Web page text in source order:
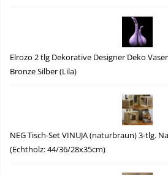
Elrozo 2 tlg Dekorative Designer Deko
Bronze Silber (Lila)
NEG Tisch-Set VINUJA (naturbraun) 3-tlg.
(Echtholz: 44/36/28x35cm)